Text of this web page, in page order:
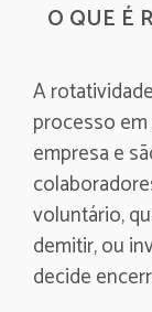
O QUE É
A
processo
empresa e
voluntário,
demitir, ou
decide